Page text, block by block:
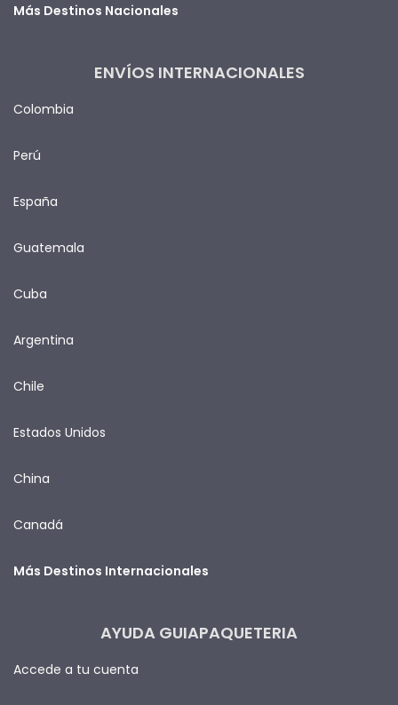
Más Destinos Nacionales
ENVÍOS INTERNACIONALES
Colombia
Perú
España
Guatemala
Cuba
Argentina
Chile
Estados Unidos
China
Canadá
Más Destinos Internacionales
AYUDA GUIAPAQUETERIA
Accede a tu cuenta